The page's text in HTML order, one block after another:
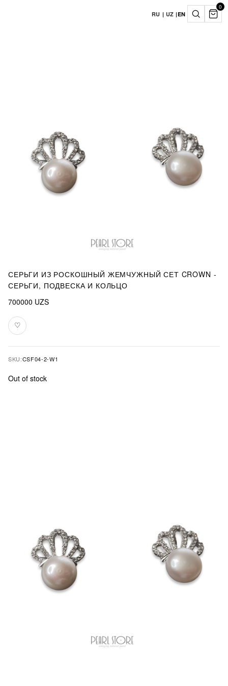
RU | UZ |EN
0
СЕРЬГИ ИЗ РОСКОШНЫЙ ЖЕМЧУЖНЫЙ СЕТ CROWN -
СЕРЬГИ, ПОДВЕСКА И КОЛЬЦО
700000 UZS
♡Add
to
SKU:CSF04-2-W1
Out of stock